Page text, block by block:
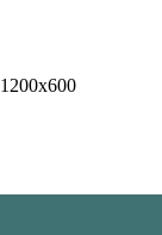
1200х600